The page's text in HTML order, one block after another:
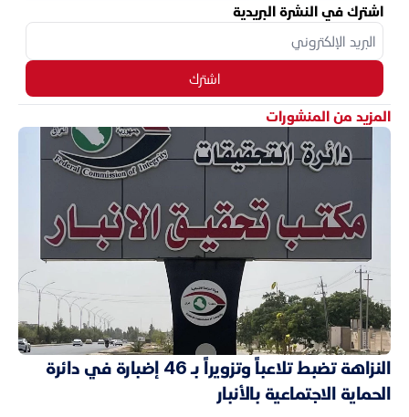
اشترك في النشرة البريدية
اشترك
المزيد من المنشورات
النزاهة تضبط تلاعباً وتزويراً بـ 46 إضبارة في دائرة
الحماية الاجتماعية بالأنبار